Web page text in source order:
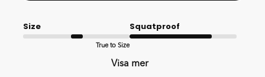
Size
True to Size
Squatproof
Visa mer